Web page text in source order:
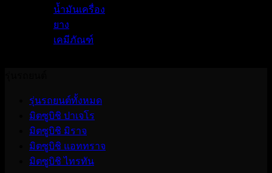
น้ำมันเครื่อง
ยาง
เคมีภัณฑ์
รุ่นรถยนต์ทั้งหมด
มิตซูบิชิ ปาเจโร
มิตซูบิชิ มิราจ
มิตซูบิชิ แอททราจ
มิตซูบิชิ ไทรทัน